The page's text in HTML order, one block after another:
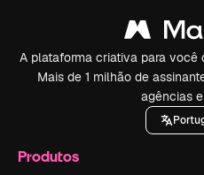
A plataforma criativa para você
Mais de 1 milhão de
agências
Produtos